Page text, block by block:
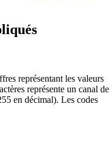
représentant les valeurs
représente un canal de
en décimal). Les codes